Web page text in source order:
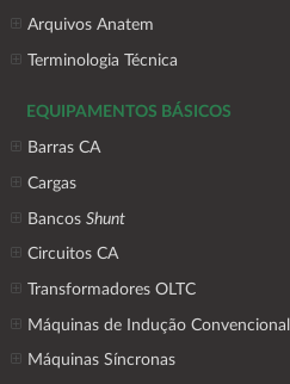
Arquivos Anatem
Terminologia Técnica
EQUIPAMENTOS BÁSICOS
Barras CA
Cargas
BancosShunt
Circuitos CA
Transformadores OLTC
Máquinas de Indução Convencional
Máquinas Síncronas